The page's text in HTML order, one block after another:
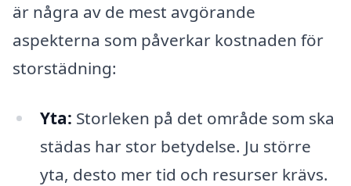
är några av de mest avgörande
aspekterna som påverkar kostnaden för
storstädning:
Yta: Storleken på det område som ska
städas har stor betydelse. Ju större
yta, desto mer tid och resurser krävs.